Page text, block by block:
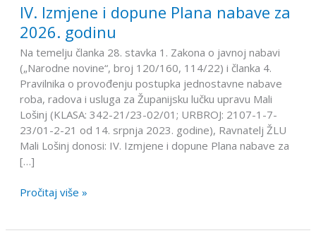
IV. Izmjene i dopune Plana nabave za
2026. godinu
Na temelju članka 28. stavka 1. Zakona o javnoj nabavi
(„Narodne novine“, broj 120/160, 114/22) i članka 4.
Pravilnika o provođenju postupka jednostavne nabave
roba, radova i usluga za Županijsku lučku upravu Mali
Lošinj (KLASA: 342-21/23-02/01; URBROJ: 2107-1-7-
23/01-2-21 od 14. srpnja 2023. godine), Ravnatelj ŽLU
Mali Lošinj donosi: IV. Izmjene i dopune Plana nabave za
[…]
IV.
Izmjene
i
dopune
Plana
nabave
za
2026.
godinu
Pročitaj više »